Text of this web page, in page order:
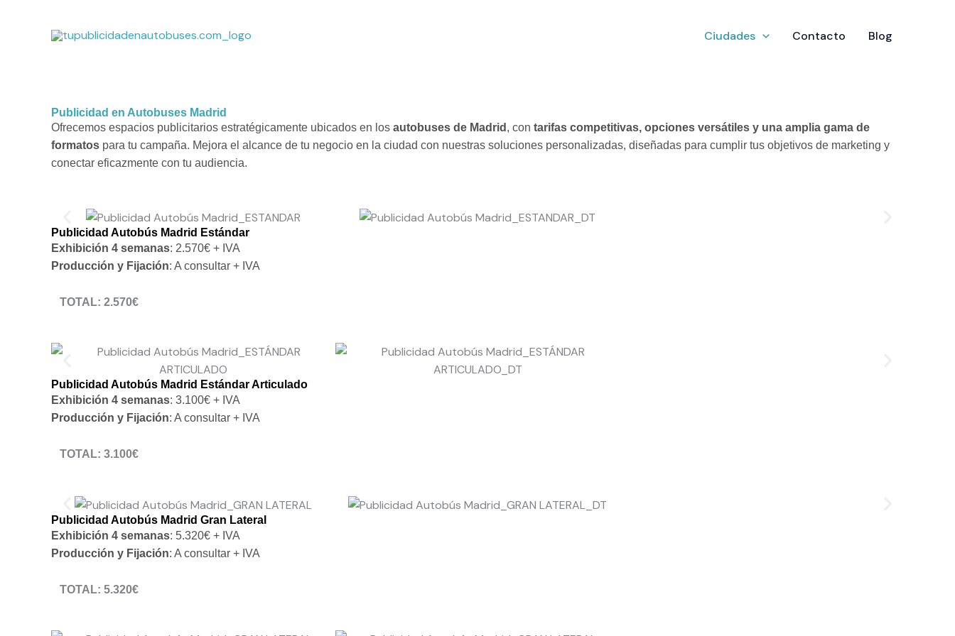
contenido
Ciudades Contacto Blog
Publicidad en Autobuses Madrid
Ofrecemos espacios publicitarios estratégicamente ubicados en los autobuses de Madrid , con tarifas competitivas, opciones versátiles y una amplia gama de
formatos para tu campaña. Mejora el alcance de tu negocio en la ciudad con nuestras soluciones personalizadas, diseñadas para cumplir tus objetivos de marketing y
conectar eficazmente con tu audiencia.
Publicidad Autobús Madrid Estándar
Exhibición 4 semanas: 2.570€ + IVA
Producción y Fijación: A consultar + IVA
TOTAL: 2.570€
Publicidad Autobús Madrid Estándar Articulado
Exhibición 4 semanas: 3.100€ + IVA
Producción y Fijación: A consultar + IVA
TOTAL: 3.100€
Publicidad Autobús Madrid Gran Lateral
Exhibición 4 semanas: 5.320€ + IVA
Producción y Fijación: A consultar + IVA
TOTAL: 5.320€